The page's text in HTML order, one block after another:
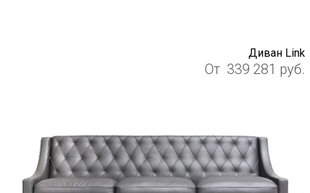
Диван Link
От 339 281 руб.